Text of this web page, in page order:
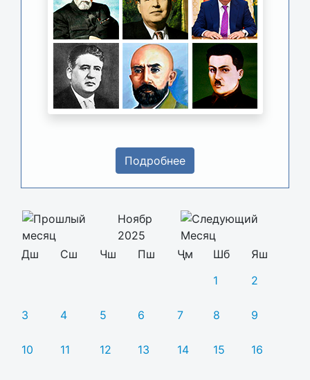
Подробнее
Ноябр
2025
Дш
Сш Чш Пш Ҷм Шб
Яш
1
2
3 4 5 6 7 8 9
10 11 12 13 14 15 16